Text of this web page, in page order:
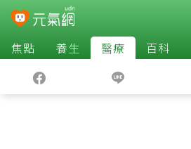
焦點 養生 醫療 百科